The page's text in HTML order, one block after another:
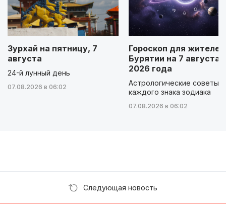
Зурхай на пятницу, 7
августа
24-й лунный день
07.08.2026 в 06:02
Гороскоп для жителей
Бурятии на 7 августа
2026 года
Астрологические советы
каждого знака зодиака
07.08.2026 в 06:02
Следующая новость